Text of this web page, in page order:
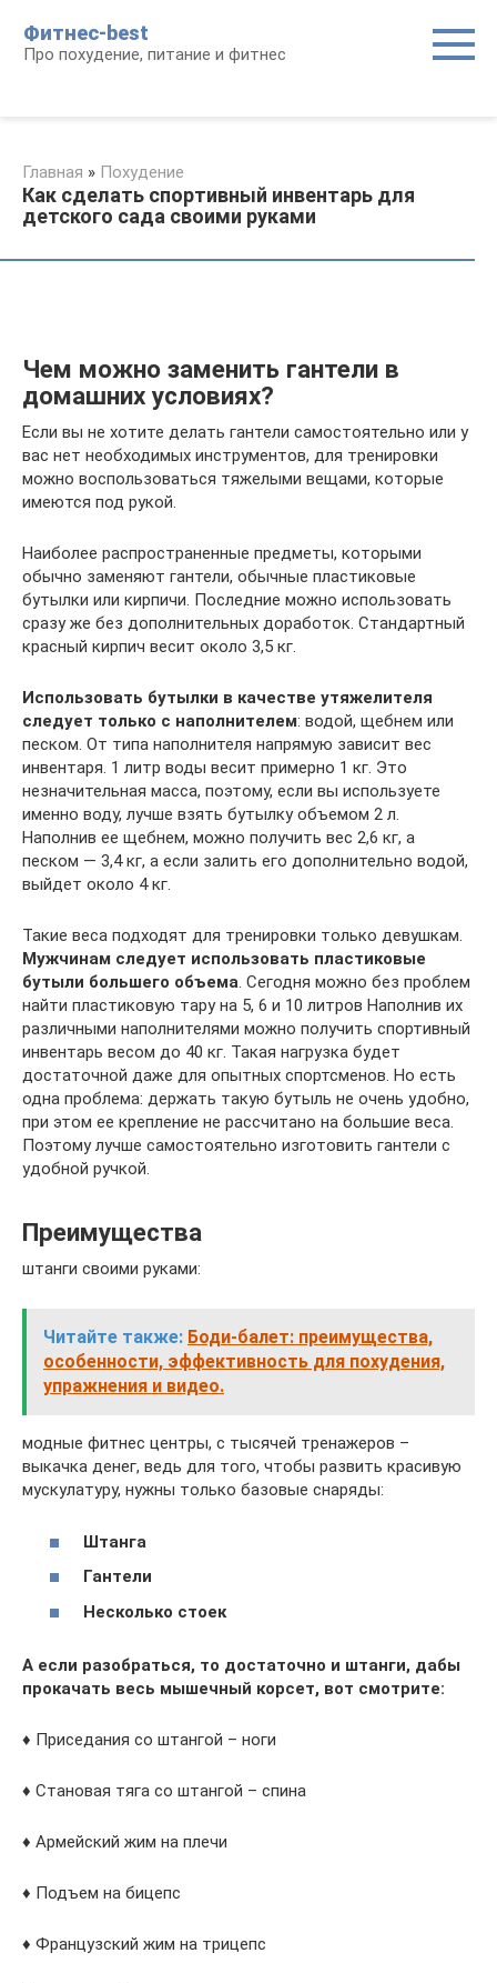
контенту
Фитнес-best
Про похудение, питание и фитнес
Главная » Похудение
Как сделать спортивный инвентарь для
детского сада своими руками
Чем можно заменить гантели в
домашних условиях?
Если вы не хотите делать гантели самостоятельно или у
вас нет необходимых инструментов, для тренировки
можно воспользоваться тяжелыми вещами, которые
имеются под рукой.
Наиболее распространенные предметы, которыми
обычно заменяют гантели, обычные пластиковые
бутылки или кирпичи. Последние можно использовать
сразу же без дополнительных доработок. Стандартный
красный кирпич весит около 3,5 кг.
Использовать бутылки в качестве утяжелителя
следует только с наполнителем: водой, щебнем или
песком. От типа наполнителя напрямую зависит вес
инвентаря. 1 литр воды весит примерно 1 кг. Это
незначительная масса, поэтому, если вы используете
именно воду, лучше взять бутылку объемом 2 л.
Наполнив ее щебнем, можно получить вес 2,6 кг, а
песком — 3,4 кг, а если залить его дополнительно водой,
выйдет около 4 кг.
Такие веса подходят для тренировки только девушкам.
Мужчинам следует использовать пластиковые
бутыли большего объема. Сегодня можно без проблем
найти пластиковую тару на 5, 6 и 10 литров Наполнив их
различными наполнителями можно получить спортивный
инвентарь весом до 40 кг. Такая нагрузка будет
достаточной даже для опытных спортсменов. Но есть
одна проблема: держать такую бутыль не очень удобно,
при этом ее крепление не рассчитано на большие веса.
Поэтому лучше самостоятельно изготовить гантели с
удобной ручкой.
Преимущества
штанги своими руками:
Читайте также: Боди-балет: преимущества,
особенности, эффективность для похудения,
упражнения и видео.
модные фитнес центры, с тысячей тренажеров –
выкачка денег, ведь для того, чтобы развить красивую
мускулатуру, нужны только базовые снаряды:
Штанга
Гантели
Несколько стоек
А если разобраться, то достаточно и штанги, дабы
прокачать весь мышечный корсет, вот смотрите:
♦ Приседания со штангой – ноги
♦ Становая тяга со штангой – спина
♦ Армейский жим на плечи
♦ Подъем на бицепс
♦ Французский жим на трицепс